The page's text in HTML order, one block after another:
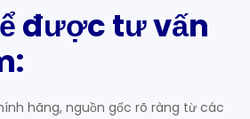
được tư vấn
hãng, nguồn gốc rõ ràng từ các